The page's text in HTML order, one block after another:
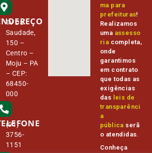
Tv Da
Saudade,
150 –
Centro –
Moju – PA
– CEP:
68450-
000
(91)
3756-
1151
ma para
prefeituras!
Realizamos
uma assesso
ria completa,
onde
garantimos
em contrato
que todas as
exigências
das leis de
transparênci
a
pública serã
o atendidas.
Conheça